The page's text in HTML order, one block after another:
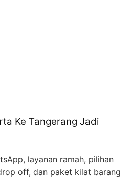
Ke Tangerang Jadi
layanan ramah, pilihan
off, dan paket kilat barang